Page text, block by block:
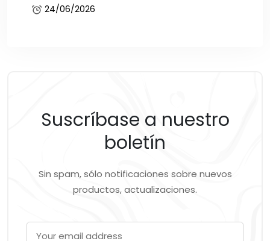
24/06/2026
Suscríbase a nuestro
boletín
Sin spam, sólo notificaciones sobre nuevos
productos, actualizaciones.